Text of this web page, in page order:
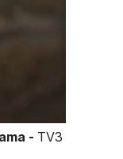
- TV3